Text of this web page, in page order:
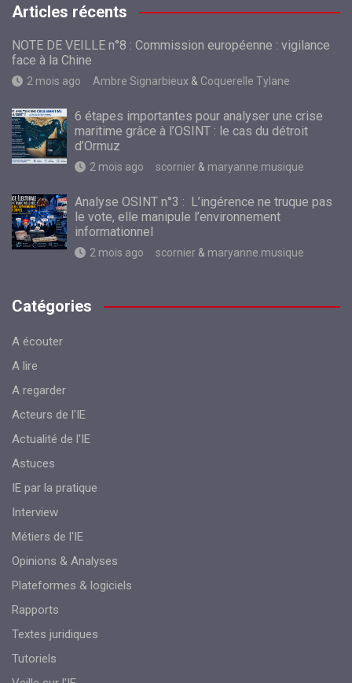
Articles récents
NOTE DE VEILLE n°8 : Commission européenne : vigilance
face à la Chine
2 mois ago Ambre Signarbieux & Coquerelle Tylane
6 étapes importantes pour analyser une crise
maritime grâce à l’OSINT : le cas du détroit
d’Ormuz
2 mois ago scornier & maryanne.musique
Analyse OSINT n°3 : L’ingérence ne truque pas
le vote, elle manipule l’environnement
informationnel
2 mois ago scornier & maryanne.musique
Catégories
A écouter
A lire
A regarder
Acteurs de l'IE
Actualité de l'IE
Astuces
IE par la pratique
Interview
Métiers de l'IE
Opinions & Analyses
Plateformes & logiciels
Rapports
Textes juridiques
Tutoriels